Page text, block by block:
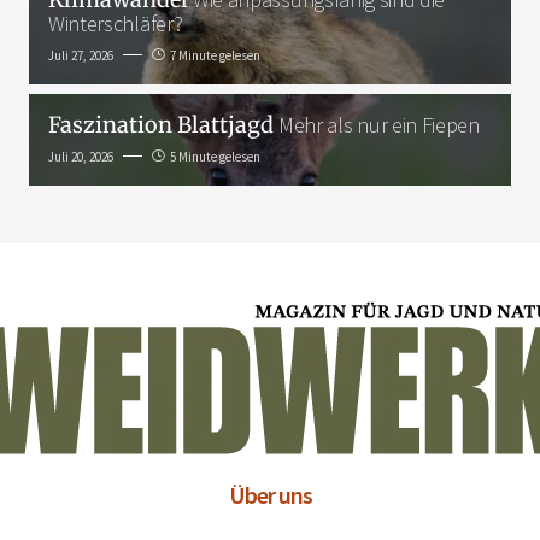
Winterschläfer?
Juli 27, 2026 7 Minute gelesen
Faszination BlattjagdMehr als nur ein Fiepen
Juli 20, 2026 5 Minute gelesen
Über uns